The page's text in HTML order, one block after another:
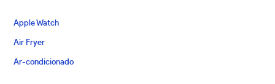
Apple Watch
Air Fryer
Ar-condicionado